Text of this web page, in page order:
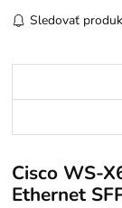
Sledovať
Cisco WS-
Ethernet